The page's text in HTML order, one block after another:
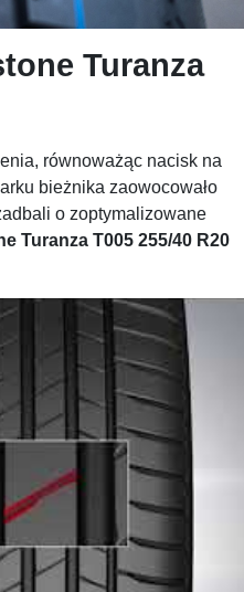
Turanza
równoważąc nacisk na
bieżnika zaowocowało
o zoptymalizowane
Turanza T005 255/40 R20